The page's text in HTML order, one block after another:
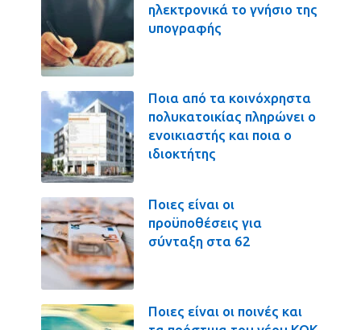
ηλεκτρονικά το γνήσιο της
υπογραφής
Ποια από τα κοινόχρηστα
πολυκατοικίας πληρώνει ο
ενοικιαστής και ποια ο
ιδιοκτήτης
Ποιες είναι οι
προϋποθέσεις για
σύνταξη στα 62
Ποιες είναι οι ποινές και